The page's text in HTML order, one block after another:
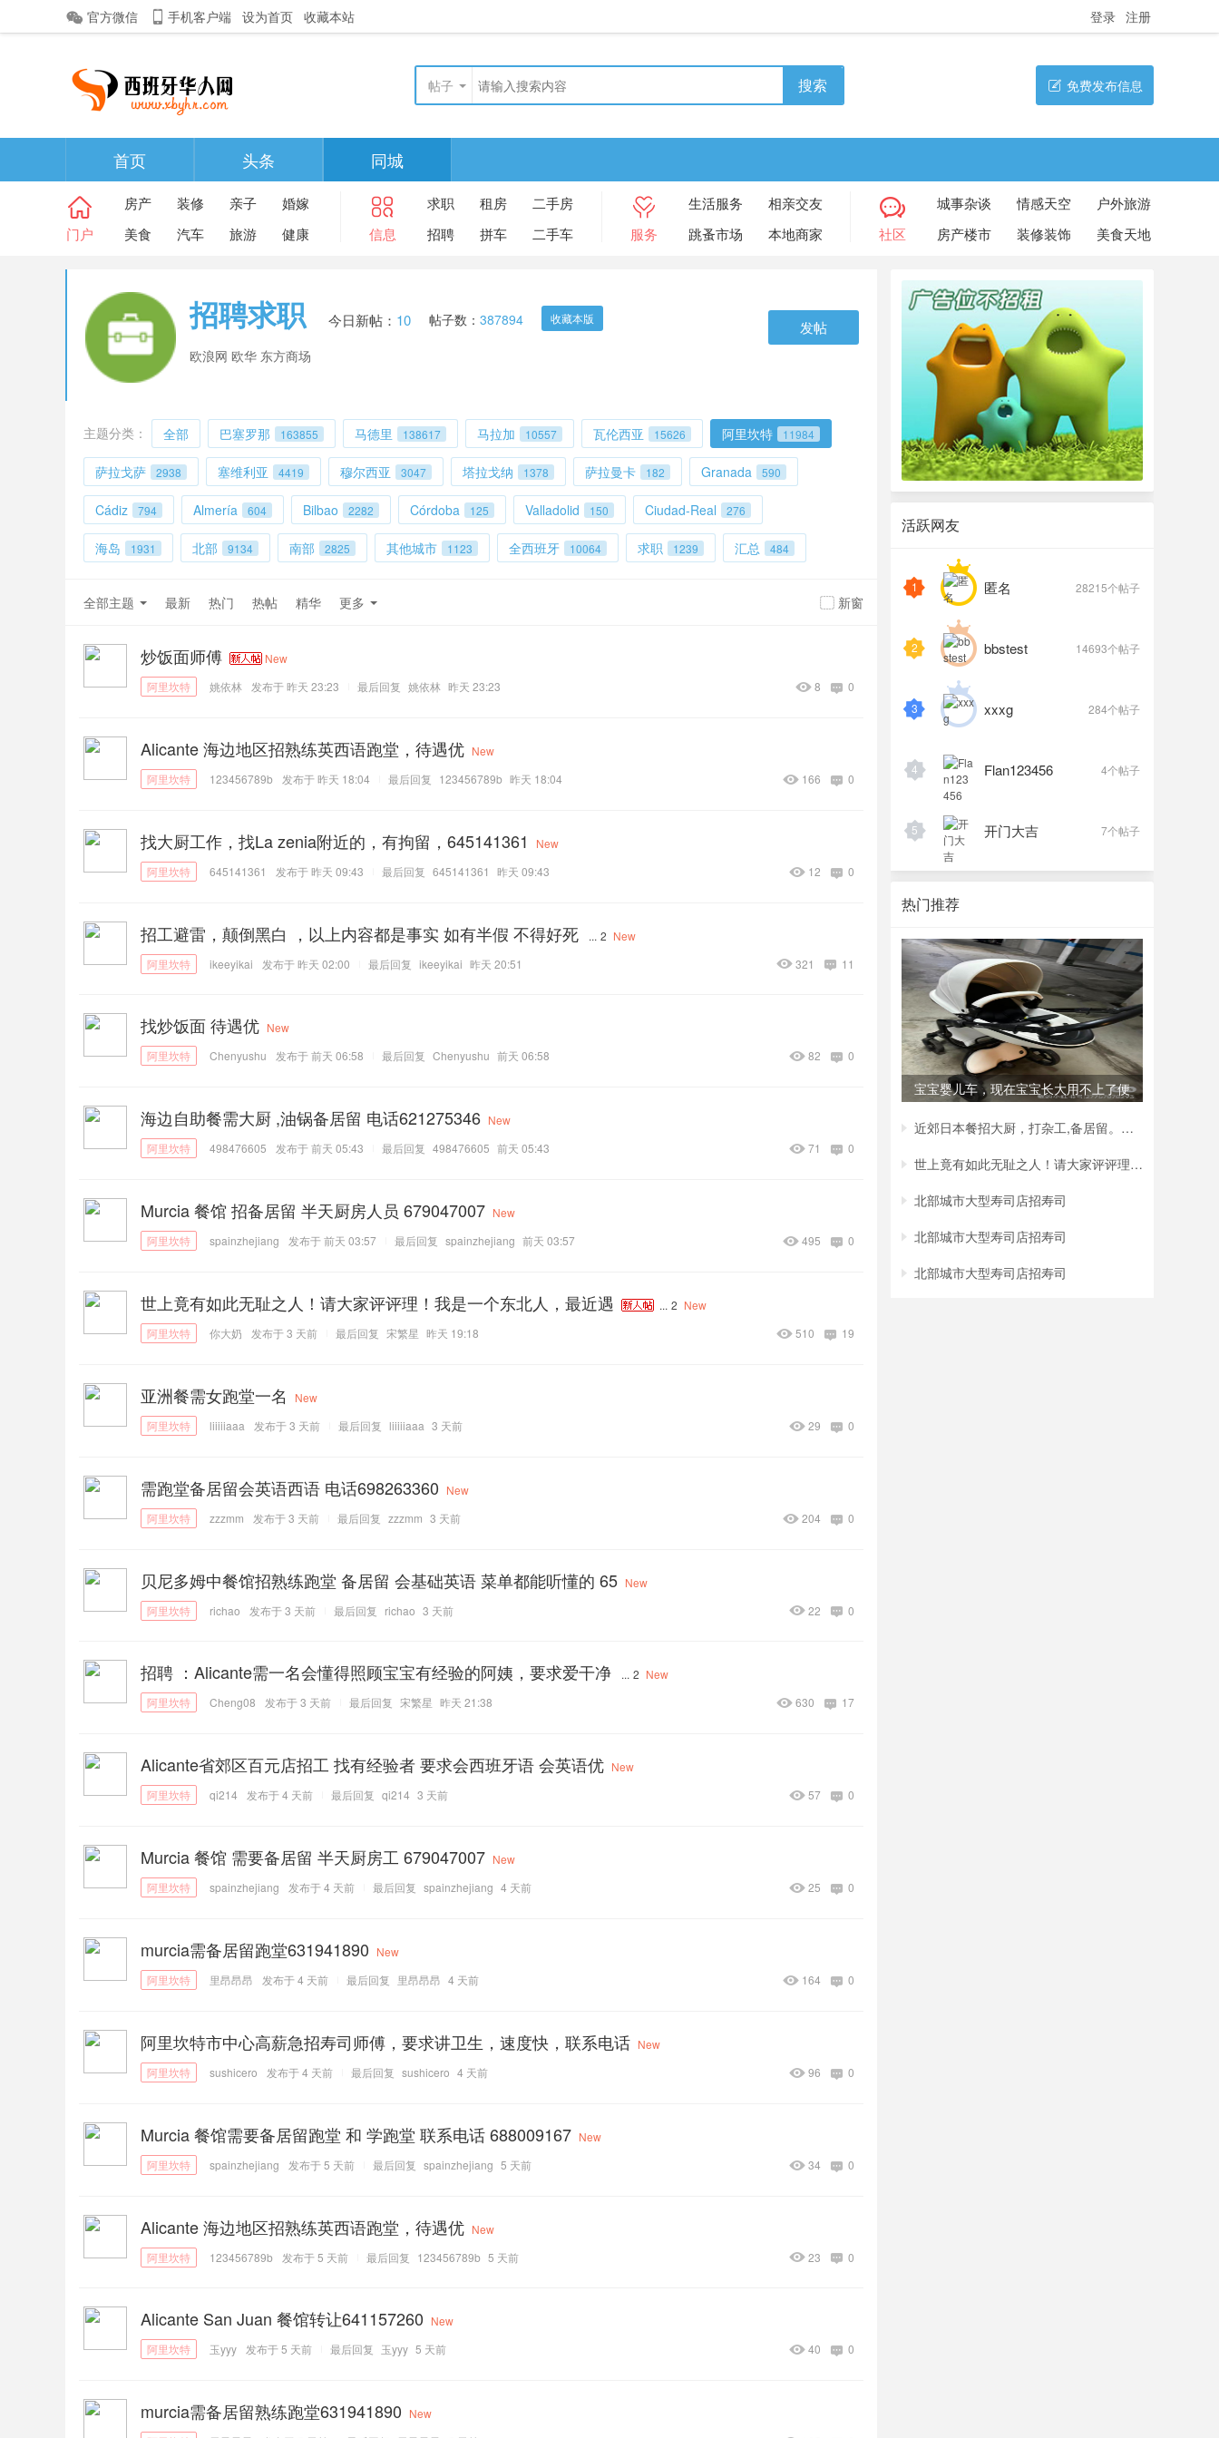
官方微信 手机客户端 设为首页 收藏本站 登录 注册
帖子 搜索 免费发布信息
首页 头条 同城
门户
房产 装修 亲子
婚嫁
美食
汽车 旅游 健康 信息
求职 租房
二手房
招聘
拼车 二手车 服务
生活服务
相亲交友
跳蚤市场
本地商家 社区
城事杂谈 情感天空
户外旅游
房产楼市
装修装饰 美食天地
招聘求职 今日新帖： 10 帖子数： 387894 收藏本版
欧浪网 欧华 东方商场
发帖
主题分类： 全部 巴塞罗那 163855 马德里 138617 马拉加 10557 瓦伦西亚 15626 阿里坎特 11984
萨拉戈萨 2938 塞维利亚 4419 穆尔西亚 3047 塔拉戈纳 1378 萨拉曼卡 182 Granada 590
Cádiz 794 Almería 604 Bilbao 2282 Córdoba 125 Valladolid 150 Ciudad-Real 276
海岛 1931 北部 9134 南部 2825 其他城市 1123 全西班牙 10064 求职 1239 汇总 484
新窗
全部主题 最新 热门 热帖 精华 更多
炒饭面师傅
New
姚依林
发布于昨天 23:23 最后回复 姚依林 昨天 23:23 0
8
Alicante 海边地区招熟练英西语跑堂，待遇优 New
123456789b
发布于昨天 18:04 最后回复 123456789b 昨天 18:04 0
166
找大厨工作，找La zenia附近的，有拘留，645141361
New
645141361
发布于昨天 09:43 最后回复 645141361 昨天 09:43 0
12
招工避雷，颠倒黑白 ，以上内容都是事实 如有半假 不得好死 ... 2 New
ikeeyikai
发布于昨天 02:00 最后回复 ikeeyikai 昨天 20:51 11
321
找炒饭面 待遇优 New
Chenyushu
发布于前天 06:58 最后回复 Chenyushu 前天 06:58 0
82
海边自助餐需大厨 ,油锅备居留 电话621275346 New
498476605
发布于前天 05:43 最后回复 498476605 前天 05:43 0
71
Murcia 餐馆 招备居留 半天厨房人员 679047007 New
spainzhejiang
发布于前天 03:57 最后回复 spainzhejiang 前天 03:57 0
495
世上竟有如此无耻之人！请大家评评理！我是一个东北人，最近遇 ... 2 New
你大奶
发布于3 天前 最后回复 宋繁星 昨天 19:18 19
510
亚洲餐需女跑堂一名
New
liiiiiaaa
发布于3 天前 最后回复 liiiiiaaa 3 天前 0
29
需跑堂备居留会英语西语 电话698263360 New
zzzmm
发布于3 天前 最后回复 zzzmm 3 天前 0
204
贝尼多姆中餐馆招熟练跑堂 备居留 会基础英语 菜单都能听懂的 65 New
richao
发布于3 天前 最后回复 richao 3 天前 0
22
招聘 ：Alicante需一名会懂得照顾宝宝有经验的阿姨，要求爱干净 ... 2 New
Cheng08
发布于3 天前 最后回复 宋繁星 昨天 21:38 17
630
Alicante省郊区百元店招工 找有经验者 要求会西班牙语 会英语优 New
qi214
发布于4 天前 最后回复 qi214 3 天前 0
57
Murcia 餐馆 需要备居留 半天厨房工 679047007 New
spainzhejiang
发布于4 天前 最后回复 spainzhejiang 4 天前 0
25
murcia需备居留跑堂631941890 New
里昂昂昂
发布于4 天前 最后回复 里昂昂昂 4 天前 0
164
阿里坎特市中心高薪急招寿司师傅，要求讲卫生，速度快，联系电话 New
sushicero
发布于4 天前 最后回复 sushicero 4 天前 0
96
Murcia 餐馆需要备居留跑堂 和 学跑堂 联系电话 688009167 New
spainzhejiang
发布于5 天前 最后回复 spainzhejiang 5 天前 0
34
Alicante 海边地区招熟练英西语跑堂，待遇优 New
123456789b
发布于5 天前 最后回复 123456789b 5 天前 0
23
Alicante San Juan 餐馆转让641157260 New
玉yyy 发布于5 天前 最后回复 玉yyy 5 天前 0
40
murcia需备居留熟练跑堂631941890 New
活跃网友
1 匿名 28215个帖子
2 bbstest 14693个帖子
3 xxxg 284个帖子
4 Flan123456 4个帖子
5 开门大吉 7个帖子
热门推荐
宝宝婴儿车，现在宝宝长大用不上了便
近郊日本餐招大厨，打杂工,备居留。联系电
世上竟有如此无耻之人！请大家评评理！我是
北部城市大型寿司店招寿司
北部城市大型寿司店招寿司
北部城市大型寿司店招寿司